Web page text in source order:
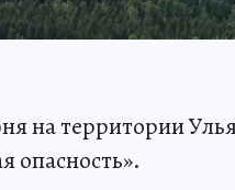
на территории
опасность».